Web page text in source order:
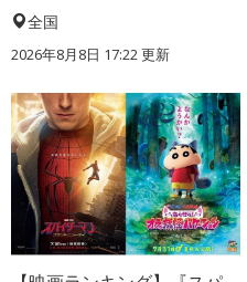
全国
2026年8月8日 17:22更新